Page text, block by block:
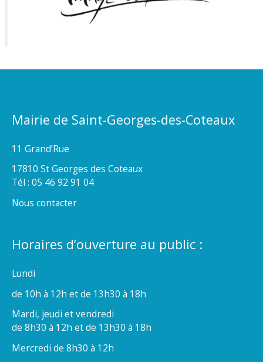
Mairie de Saint-Georges-des-Coteaux
11 Grand’Rue
17810 St Georges des Coteaux
Tél : 05 46 92 91 04
Nous contacter
Horaires d’ouverture au public :
Lundi
de 10h à 12h et de 13h30 à 18h
Mardi, jeudi et vendredi
de 8h30 à 12h et de 13h30 à 18h
Mercredi de 8h30 à 12h